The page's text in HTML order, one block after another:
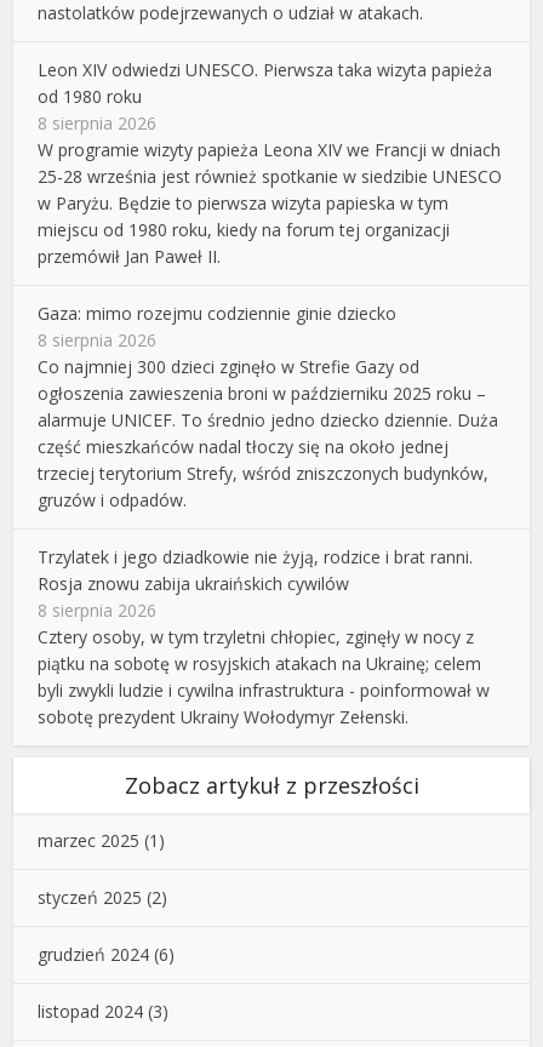
nastolatków podejrzewanych o udział w atakach.
Leon XIV odwiedzi UNESCO. Pierwsza taka wizyta papieża
od 1980 roku
8 sierpnia 2026
W programie wizyty papieża Leona XIV we Francji w dniach
25-28 września jest również spotkanie w siedzibie UNESCO
w Paryżu. Będzie to pierwsza wizyta papieska w tym
miejscu od 1980 roku, kiedy na forum tej organizacji
przemówił Jan Paweł II.
Gaza: mimo rozejmu codziennie ginie dziecko
8 sierpnia 2026
Co najmniej 300 dzieci zginęło w Strefie Gazy od
ogłoszenia zawieszenia broni w październiku 2025 roku –
alarmuje UNICEF. To średnio jedno dziecko dziennie. Duża
część mieszkańców nadal tłoczy się na około jednej
trzeciej terytorium Strefy, wśród zniszczonych budynków,
gruzów i odpadów.
Trzylatek i jego dziadkowie nie żyją, rodzice i brat ranni.
Rosja znowu zabija ukraińskich cywilów
8 sierpnia 2026
Cztery osoby, w tym trzyletni chłopiec, zginęły w nocy z
piątku na sobotę w rosyjskich atakach na Ukrainę; celem
byli zwykli ludzie i cywilna infrastruktura - poinformował w
sobotę prezydent Ukrainy Wołodymyr Zełenski.
Zobacz artykuł z przeszłości
marzec 2025 (1)
styczeń 2025 (2)
grudzień 2024 (6)
listopad 2024 (3)